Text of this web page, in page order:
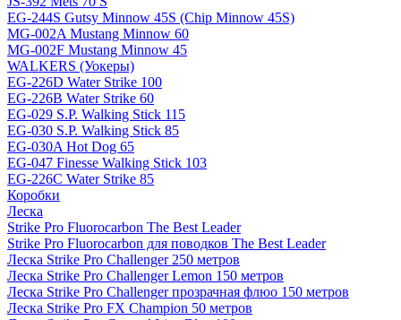
EG-244S Gutsy Minnow 45S (Chip Minnow 45S)
MG-002A Mustang Minnow 60
MG-002F Mustang Minnow 45
WALKERS (Уокеры)
EG-226D Water Strike 100
EG-226B Water Strike 60
EG-029 S.P. Walking Stick 115
EG-030 S.P. Walking Stick 85
EG-030A Hot Dog 65
EG-047 Finesse Walking Stick 103
EG-226C Water Strike 85
Коробки
Леска
Strike Pro Fluorocarbon The Best Leader
Strike Pro Fluorocarbon для поводков The Best Leader
Леска Strike Pro Challenger 250 метров
Леска Strike Pro Challenger Lemon 150 метров
Леска Strike Pro Challenger прозрачная флюо 150 метров
Леска Strike Pro FX Champion 50 метров